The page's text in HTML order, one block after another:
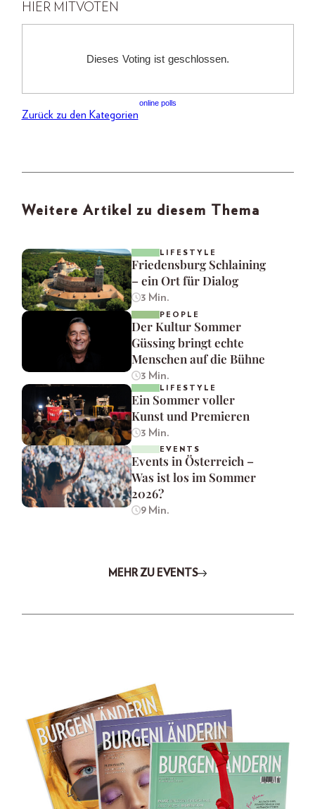
HIER MITVOTEN
online polls
Zurück zu den Kategorien
Weitere Artikel zu diesem Thema
LIFESTYLE
Friedensburg Schlaining
– ein Ort für Dialog
3 Min.
PEOPLE
Der Kultur Sommer
Güssing bringt echte
Menschen auf die Bühne
3 Min.
LIFESTYLE
Ein Sommer voller
Kunst und Premieren
3 Min.
EVENTS
Events in Österreich –
Was ist los im Sommer
2026?
9 Min.
MEHR ZU EVENTS